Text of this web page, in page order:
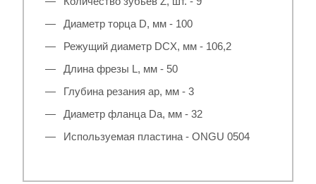
Диаметр торца D, мм - 100
Режущий диаметр DCX, мм - 106,2
Длина фрезы L, мм - 50
Глубина резания ap, мм - 3
Диаметр фланца Da, мм - 32
Используемая пластина - ONGU 0504